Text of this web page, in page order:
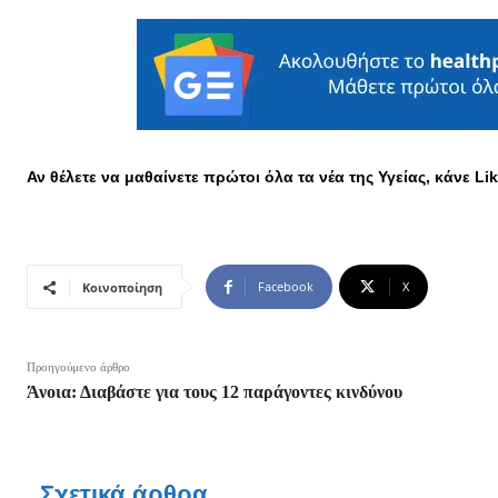
Αν θέλετε να μαθαίνετε πρώτοι όλα τα νέα της Υγείας, κάνε
Κοινοποίηση Facebook X
Προηγούμενο άρθρο
Άνοια: Διαβάστε για τους 12 παράγοντες κινδύνου